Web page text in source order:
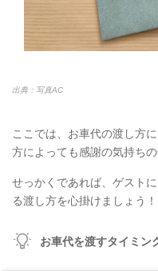
出典：写真AC
ここでは、お車代の渡し方
方によっても感謝の気持ち
せっかくであれば、ゲスト
る渡し方を心掛けましょう！
お車代を渡すタイミン